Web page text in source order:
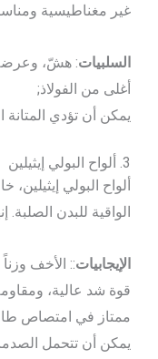
غير مغناطيسية
السلبيات: هشّ،
أغلى من الفولاذ;
يمكن أن تؤدي المتانة
3. ألواح البولي إيثيلين
ألواح البولي
الواقية للبدن الصلبة.
الإيجابيات:: الأخف
قوة شد عالية،
ممتاز في امتصاص
يمكن أن تتحمل